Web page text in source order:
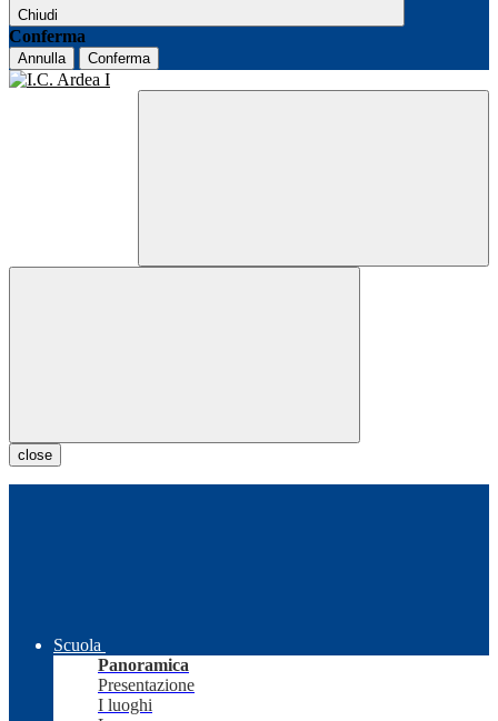
Chiudi
Conferma
Annulla Conferma
close
Scuola
Panoramica
Presentazione
I luoghi